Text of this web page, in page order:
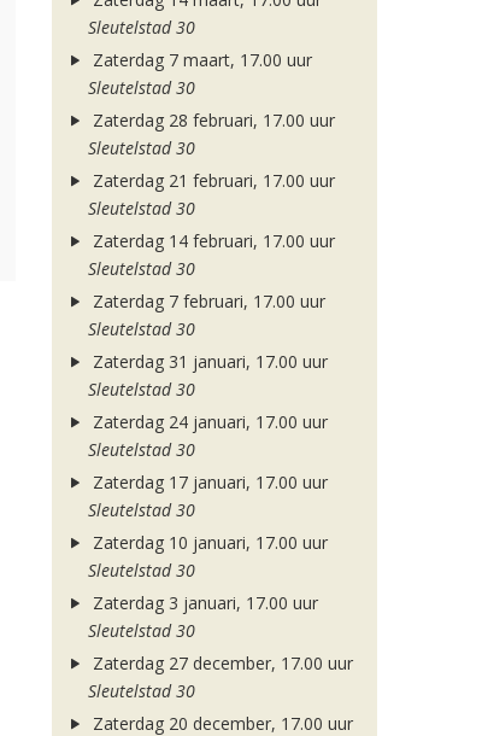
Sleutelstad 30
Zaterdag 7 maart, 17.00 uur
Sleutelstad 30
Zaterdag 28 februari, 17.00 uur
Sleutelstad 30
Zaterdag 21 februari, 17.00 uur
Sleutelstad 30
Zaterdag 14 februari, 17.00 uur
Sleutelstad 30
Zaterdag 7 februari, 17.00 uur
Sleutelstad 30
Zaterdag 31 januari, 17.00 uur
Sleutelstad 30
Zaterdag 24 januari, 17.00 uur
Sleutelstad 30
Zaterdag 17 januari, 17.00 uur
Sleutelstad 30
Zaterdag 10 januari, 17.00 uur
Sleutelstad 30
Zaterdag 3 januari, 17.00 uur
Sleutelstad 30
Zaterdag 27 december, 17.00 uur
Sleutelstad 30
Zaterdag 20 december, 17.00 uur